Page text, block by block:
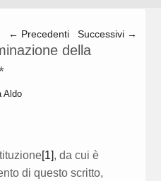
Navigazione articolo
← Precedenti Successivi →
della
Aldo
[1], da cui è
di questo scritto,